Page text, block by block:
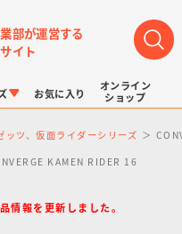
部が運営する
イト
お気に入り
オンライン
ショップ
ツ、仮面ライダーシリーズ
KAMEN RIDER 16
報を更新しました。